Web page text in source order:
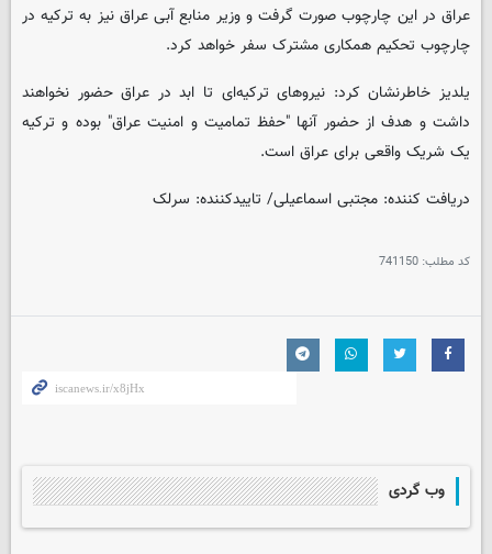
عراق در این چارچوب صورت گرفت و وزیر منابع آبی عراق نیز به ترکیه در
چارچوب تحکیم همکاری مشترک سفر خواهد کرد.
یلدیز خاطرنشان کرد: نیروهای ترکیه‌ای تا ابد در عراق حضور نخواهند
داشت و هدف از حضور آنها "حفظ تمامیت و امنیت عراق" بوده و ترکیه
یک شریک واقعی برای عراق است.
دریافت کننده: مجتبی اسماعیلی/ تاییدکننده: سرلک
کد مطلب: 741150
وب گردی